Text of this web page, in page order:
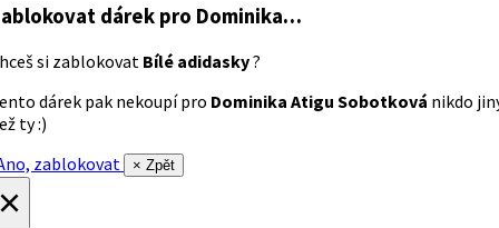
dárek pro Dominika…
si zablokovat Bílé adidasky?
dárek pak nekoupí pro Dominika Atigu Sobotková nikdo
ty :)
zablokovat
× Zpět